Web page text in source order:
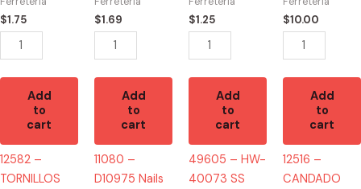
$1.75
ANCLA
ROSCA
quantity
Add
to
cart
12582 –
TORNILLOS
$1.69
Set
quantity
Add
to
cart
11080 –
D10975 Nails
$1.25
Head
Screws
3
x
25mm
quantity
Add
to
cart
49605 – HW-
40073 SS
$10.00
quantity
Add
to
cart
12516 –
CANDADO